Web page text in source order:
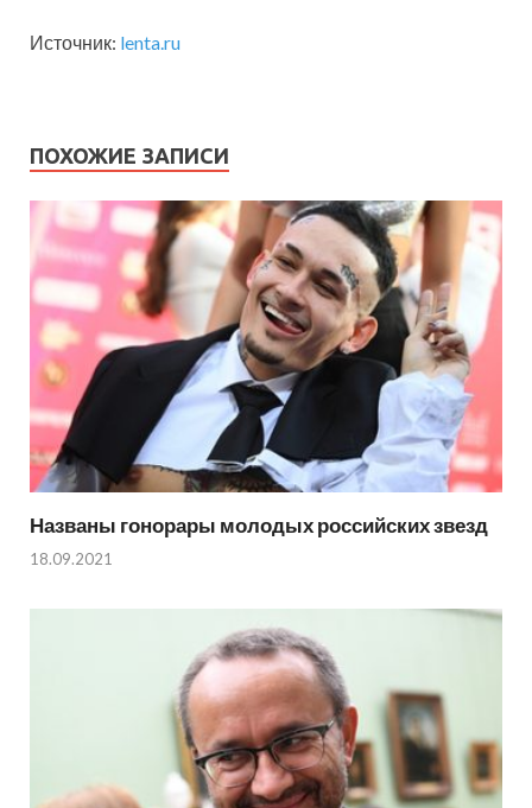
Источник: lenta.ru
ПОХОЖИЕ ЗАПИСИ
Названы гонорары молодых российских звезд
18.09.2021